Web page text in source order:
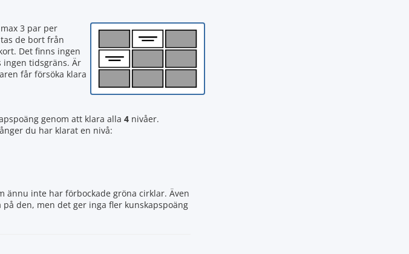
3 par per
de bort från
Det finns ingen
ingen tidsgräns. Är
får försöka klara
genom att klara alla 4 nivåer.
du har klarat en nivå:
ännu inte har förbockade gröna cirklar. Även
den, men det ger inga fler kunskapspoäng